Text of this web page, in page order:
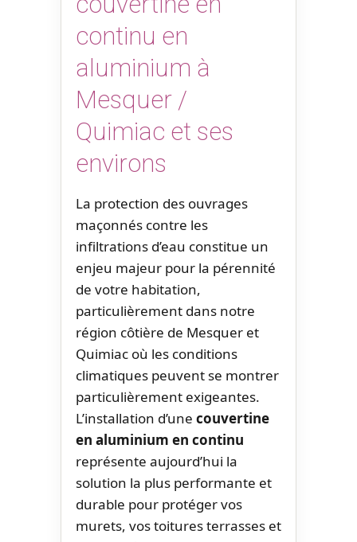
continu en
aluminium à
Mesquer /
Quimiac et ses
environs
La protection des ouvrages
maçonnés contre les
infiltrations d’eau constitue un
enjeu majeur pour la pérennité
de votre habitation,
particulièrement dans notre
région côtière de Mesquer et
Quimiac où les conditions
climatiques peuvent se montrer
particulièrement exigeantes.
L’installation d’une couvertine
en aluminium en continu
représente aujourd’hui la
solution la plus performante et
durable pour protéger vos
murets, vos toitures terrasses et